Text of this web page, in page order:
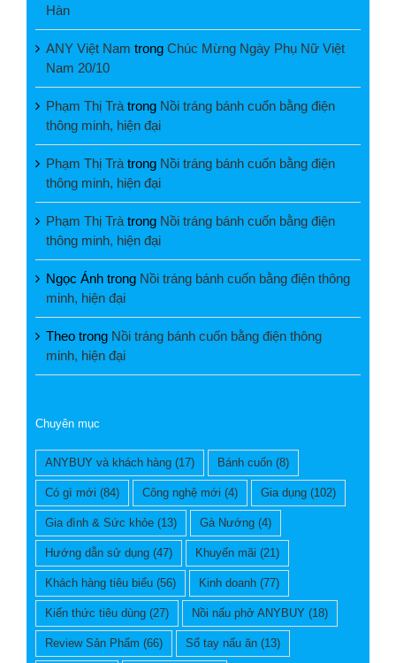
Hàn
ANY Việt Nam trong Chúc Mừng Ngày Phụ Nữ Việt
Nam 20/10
Phạm Thị Trà trong Nồi tráng bánh cuốn bằng điện
thông minh, hiện đại
Phạm Thị Trà trong Nồi tráng bánh cuốn bằng điện
thông minh, hiện đại
Phạm Thị Trà trong Nồi tráng bánh cuốn bằng điện
thông minh, hiện đại
Ngọc Ánh trong Nồi tráng bánh cuốn bằng điện thông
minh, hiện đại
Theo trong Nồi tráng bánh cuốn bằng điện thông
minh, hiện đại
Chuyên mục
ANYBUY và khách hàng (17) Bánh cuốn (8)
Có gì mới (84) Công nghệ mới (4) Gia dụng (102)
Gia đình & Sức khỏe (13) Gà Nướng (4)
Hướng dẫn sử dụng (47) Khuyến mãi (21)
Khách hàng tiêu biểu (56) Kinh doanh (77)
Kiến thức tiêu dùng (27) Nồi nấu phở ANYBUY (18)
Review Sản Phẩm (66) Sổ tay nấu ăn (13)